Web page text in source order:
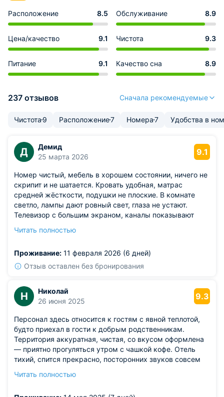
Расположение 8.5 Обслуживание 8.9
Цена/качество 9.1 Чистота 9.3
Питание 9.1 Качество сна 8.9
237 отзывов Сначала рекомендуемые
Чистота 9 Расположение7 Номера7 Удобства в
Д
Демид
25 марта 2026
9.1
Номер чистый, мебель в хорошем состоянии, ничего не
скрипит и не шатается. Кровать удобная, матрас
средней жёсткости, подушки не плоские. В комнате
светло, лампы дают ровный свет, глаза не устают.
Телевизор с большим экраном, каналы показывают
эффективно. WiFi быстрый, хватает для любых задач.
зубную щётку и пасту приходится держать на краю
раковины. Если установить небольшую полку, будет
Читать полностью
Проживание: 11 февраля 2026 (6 дней)
Отзыв оставлен без бронирования
Н
Николай
26 июня 2025
9.3
Персонал здесь относится к гостям с явной теплотой,
будто приехал в гости к добрым родственникам.
Территория аккуратная, чистая, со вкусом оформлена
— приятно прогуляться утром с чашкой кофе. Отель
тихий, спится прекрасно, посторонних звуков совсем
находка для тех, кто не хочет рано вставать. Чистота в
Читать полностью